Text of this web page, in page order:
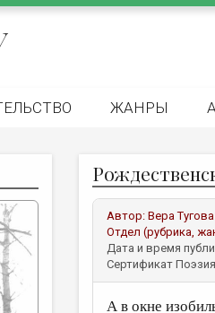
ЖАНРЫ
Автор: Вера Тугова
Отдел (рубрика,
Дата и время
Сертификат
А в окне